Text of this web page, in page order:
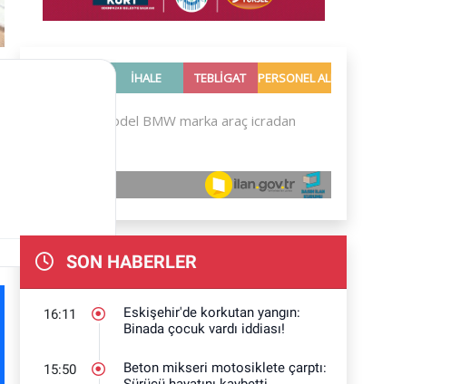
SON HABERLER
16:11
Eskişehir'de korkutan yangın:
Binada çocuk vardı iddiası!
15:50
Beton mikseri motosiklete çarptı: